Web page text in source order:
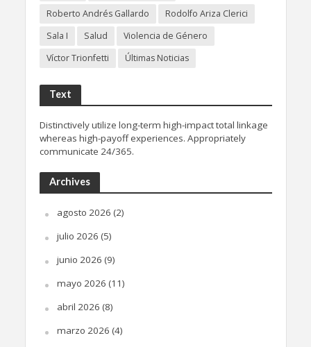
Roberto Andrés Gallardo
Rodolfo Ariza Clerici
Sala I
Salud
Violencia de Género
Víctor Trionfetti
Últimas Noticias
Text
Distinctively utilize long-term high-impact total linkage
whereas high-payoff experiences. Appropriately
communicate 24/365.
Archives
agosto 2026 (2)
julio 2026 (5)
junio 2026 (9)
mayo 2026 (11)
abril 2026 (8)
marzo 2026 (4)